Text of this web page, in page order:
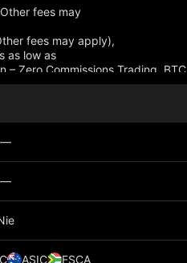
fees may
fees may apply),
as low as
Zero Commissions Trading, BTC
—
—
ASIC FSCA